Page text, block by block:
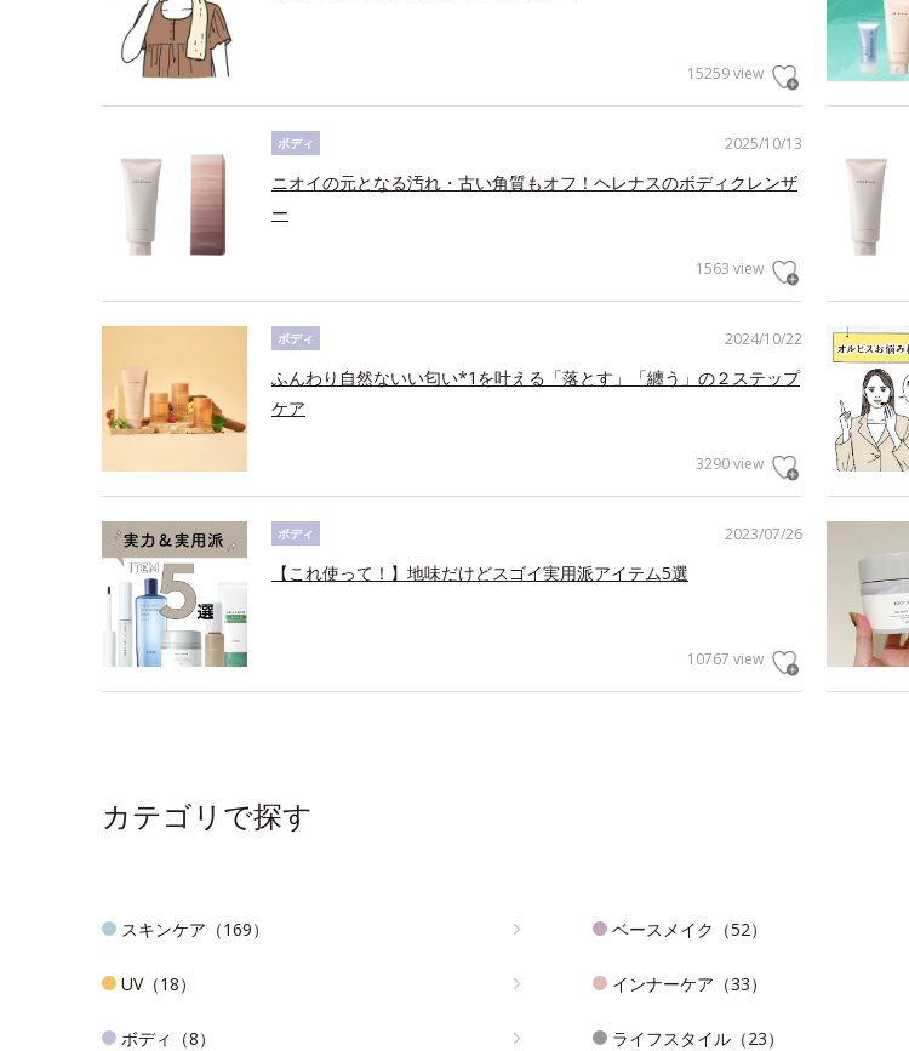
15259 view
2025/10/13
ボディ
ニオイの元となる汚れ・古い角質もオフ！ヘレナスのボディクレンザ
ー
1563 view
2024/10/22
ボディ
ふんわり自然ないい匂い*1を叶える「落とす」「纏う」の２ステップ
ケア
3290 view
2023/07/26
ボディ
【これ使って！】地味だけどスゴイ実用派アイテム5選
10767 view
カテゴリで探す
スキンケア（169） ベースメイク（52）
UV（18） インナーケア（33）
ボディ（8） ライフスタイル（23）